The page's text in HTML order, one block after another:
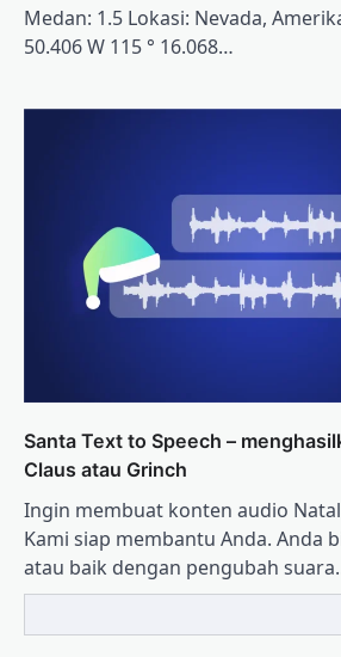
Medan: 1.5 Lokasi: Nevada,
50.406 W 115 ° 16.068…
Santa Text to Speech –
Claus atau Grinch
Ingin membuat konten audio
Kami siap membantu Anda. Anda
atau baik dengan pengubah